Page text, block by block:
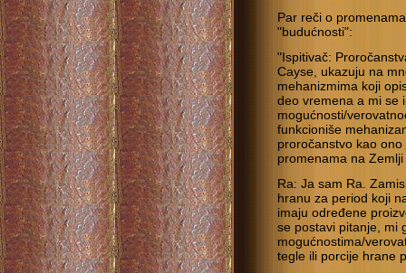
Par reči o
"budućnosti":
"Ispitivač:
Cayse, ukazuju na
mehanizmima koji
deo vremena a mi se
mogućnosti/
funkcioniše
proročanstvo kao
promenama na
Ra: Ja sam Ra.
hranu za period koji
imaju određene
se postavi pitanje, mi
mogućnostima/
tegle ili porcije hrane